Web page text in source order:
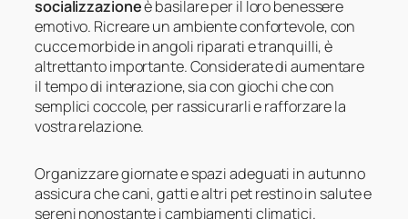
socializzazioneè basilare per il loro benessere
emotivo. Ricreare un ambiente confortevole, con
cucce morbide in angoli riparati e tranquilli, è
altrettanto importante. Considerate di aumentare
il tempo di interazione, sia con giochi che con
semplici coccole, per rassicurarli e rafforzare la
vostra relazione.
Organizzare giornate e spazi adeguati in autunno
assicura che cani, gatti e altri pet restino in salute e
sereni nonostante i cambiamenti climatici.